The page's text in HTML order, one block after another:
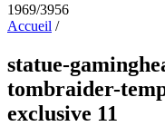
1969/3956
Accueil /
statue-
tombraider-
exclusive 11